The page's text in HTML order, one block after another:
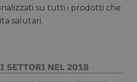
su tutti i prodotti che
salutari.